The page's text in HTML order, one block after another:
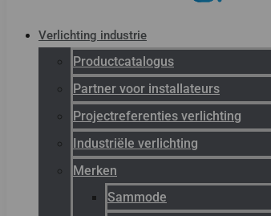
Verlichting industrie
Productcatalogus
Partner voor installateurs
Projectreferenties verlichting
Industriële verlichting
Merken
Sammode